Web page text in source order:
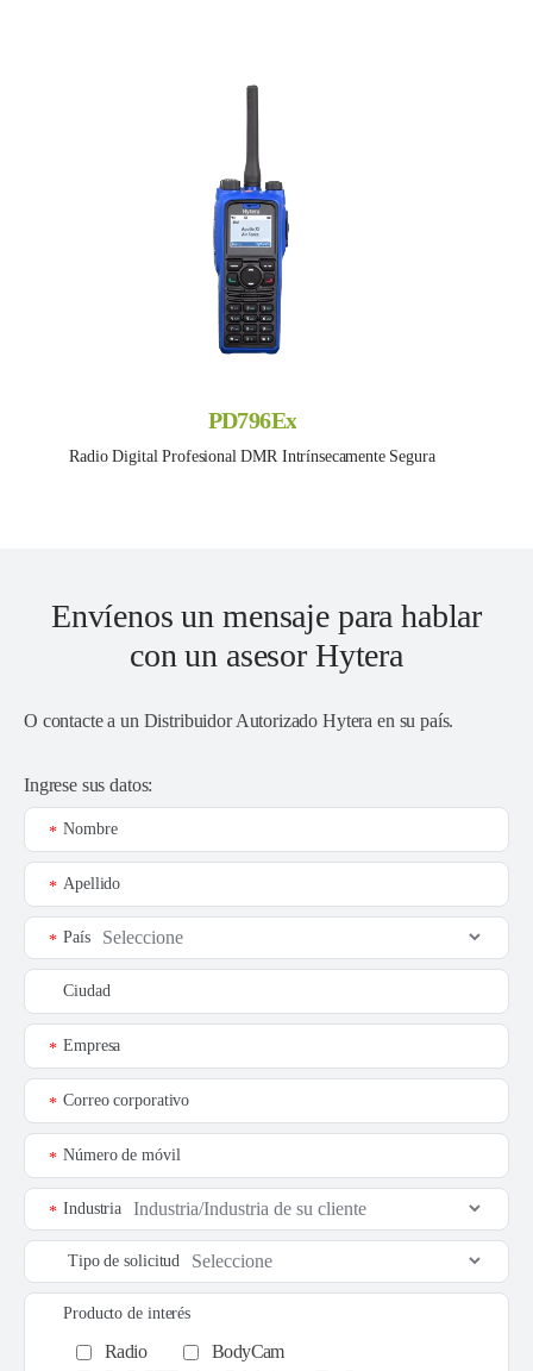
PD796Ex
Radio Digital Profesional DMR Intrínsecamente Segura
Envíenos un mensaje para hablar
con un asesor Hytera
O contacte a un Distribuidor Autorizado Hytera en su país.
Ingrese sus datos:
Nombre
*
Apellido
*
País
*
Ciudad
Empresa
*
Correo corporativo
*
Número de móvil
*
Industria
*
Tipo de solicitud
Producto de interés
Radio
BodyCam